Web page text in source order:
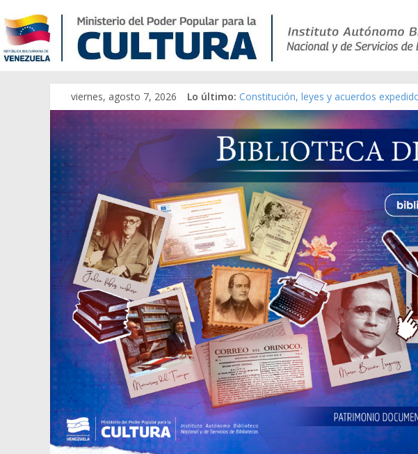
viernes, agosto 7, 2026 Lo último: Constitución, leyes y acuerdos
Una Parálisis [material gráfico]
Modesta Bor Sánchez [material
Gaceta Oficial de la República de
Catálogo temático de obras de